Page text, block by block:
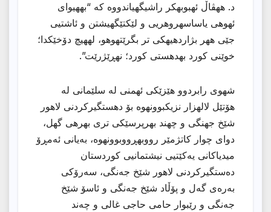
د. ههڤاڵ ئهبوبهكر راشیگهیاندووه كه “بههیوای
ئهوهی یاساسهروهریی و لێكتێگهیشتن و ئاشتیی
جێی ههر بژاردهیهكی تر بگرێتهوهو، لههیچ دۆخێكدا؛
خوێنی كورد بهدهستی كورد؛ نهڕێژرێت”.
شهوی رابردوو هێزێكی ئهمنی له سلێمانی له
هۆتێل لالهزار نزیكبوونهوه بۆ دهستگیركردنی لاهور
شێخ جهنگی و چهند بهرپرسێكی تری بهرهی گهل،
دوای چوار كاتژمێر رووبهڕووبوونهوه، بەیانی ئەمڕۆ
میدیاکانی یەکێتیی نیشتمانیی کوردستان
دەستگیرکردنی لاهور شێخ جەنگی، سەرۆکی
بەرەی گەل و پۆڵاد شێخ جەنگی و ئاسۆ شێخ
جەنگی و رێبوار حامی حاجی غالی و چەند